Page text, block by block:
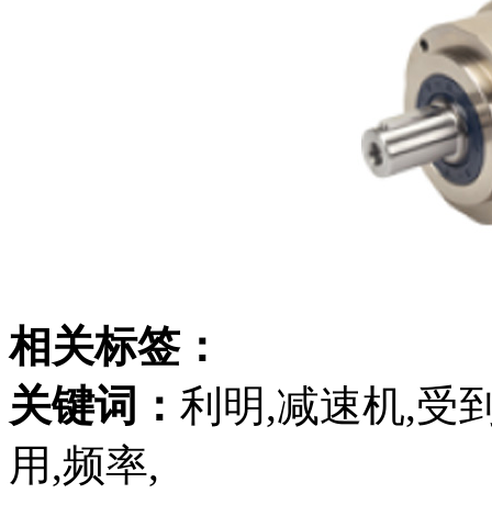
相关标签：
关键词： 利明,减速机,受
用,频率,